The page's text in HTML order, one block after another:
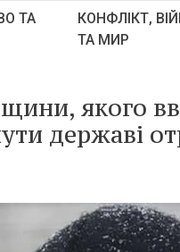
ТА
КОНФЛІКТ,
ТА МИР
якого
державі